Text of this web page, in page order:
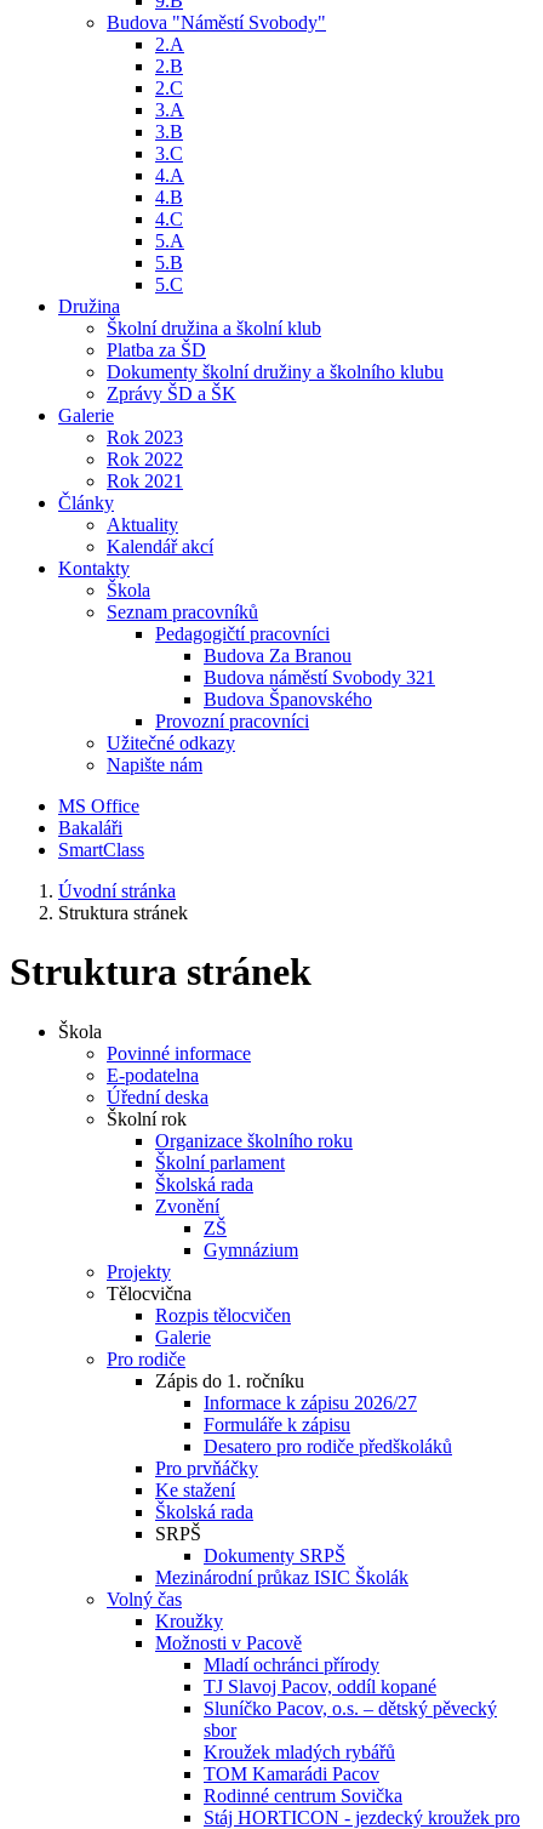
Budova "Náměstí Svobody"
2.A
2.B
2.C
3.A
3.B
3.C
4.A
4.B
4.C
5.A
5.B
5.C
Družina
Školní družina a školní klub
Platba za ŠD
Dokumenty školní družiny a školního klubu
Zprávy ŠD a ŠK
Galerie
Rok 2023
Rok 2022
Rok 2021
Články
Aktuality
Kalendář akcí
Kontakty
Škola
Seznam pracovníků
Pedagogičtí pracovníci
Budova Za Branou
Budova náměstí Svobody 321
Budova Španovského
Provozní pracovníci
Užitečné odkazy
Napište nám
MS Office
Bakaláři
SmartClass
Úvodní stránka
Struktura stránek
Struktura stránek
Škola
Povinné informace
E-podatelna
Úřední deska
Školní rok
Organizace školního roku
Školní parlament
Školská rada
Zvonění
ZŠ
Gymnázium
Projekty
Tělocvična
Rozpis tělocvičen
Galerie
Pro rodiče
Zápis do 1. ročníku
Informace k zápisu 2026/27
Formuláře k zápisu
Desatero pro rodiče předškoláků
Pro prvňáčky
Ke stažení
Školská rada
SRPŠ
Dokumenty SRPŠ
Mezinárodní průkaz ISIC Školák
Volný čas
Kroužky
Možnosti v Pacově
Mladí ochránci přírody
TJ Slavoj Pacov, oddíl kopané
Sluníčko Pacov, o.s. – dětský pěvecký
sbor
Kroužek mladých rybářů
TOM Kamarádi Pacov
Rodinné centrum Sovička
Stáj HORTICON - jezdecký kroužek pro